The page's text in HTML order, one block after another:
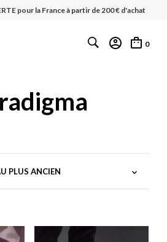
pour la France à partir de 200 € d'achat
0